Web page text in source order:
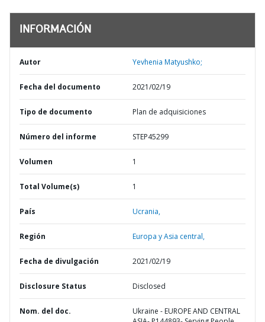
INFORMACIÓN
Autor Yevhenia Matyushko;
Fecha del documento 2021/02/19
Tipo de documento Plan de adquisiciones
Número del informe STEP45299
Volumen 1
Total Volume(s) 1
País Ucrania,
Región Europa y Asia central,
Fecha de divulgación 2021/02/19
Disclosure Status Disclosed
Nom. del doc.
Ukraine - EUROPE AND CENTRAL